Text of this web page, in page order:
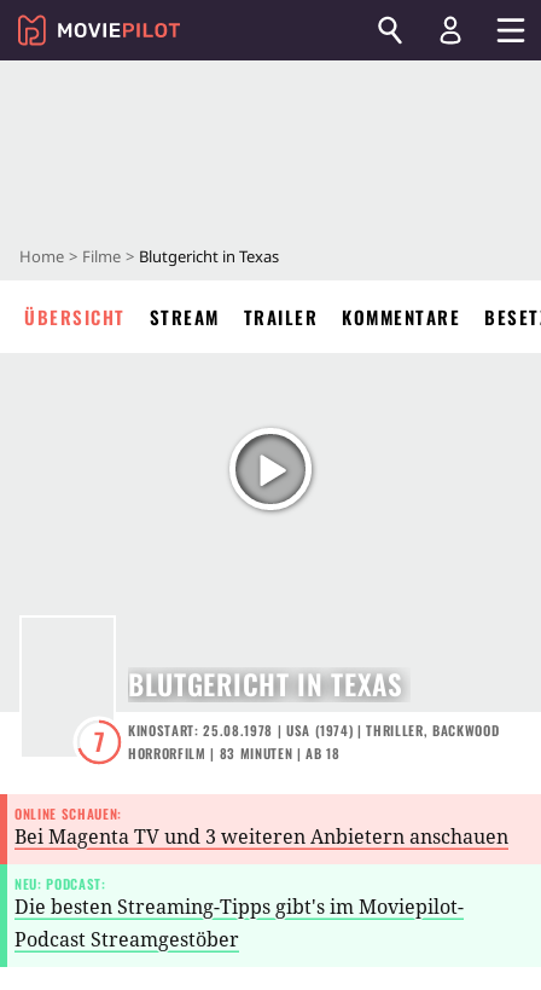
Home Filme Blutgericht in Texas
ÜBERSICHT STREAM TRAILER KOMMENTARE
7
BLUTGERICHT IN TEXAS
KINOSTART: 25.08.1978 | USA (1974) |THRILLER,BACKWOOD
HORRORFILM | 83 MINUTEN |AB 18
ONLINE SCHAUEN:
Bei Magenta TV und 3 weiteren Anbietern anschauen
NEU: PODCAST:
Die besten Streaming-Tipps gibt's im Moviepilot-
Podcast Streamgestöber